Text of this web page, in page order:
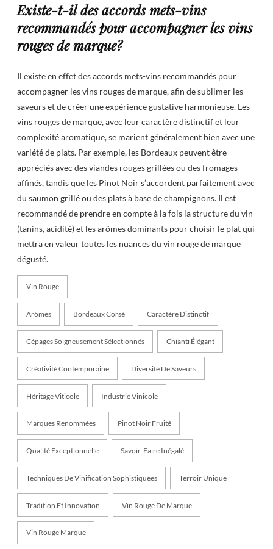
Existe-t-il des accords mets-vins
recommandés pour accompagner les vins
rouges de marque?
Il existe en effet des accords mets-vins recommandés pour
accompagner les vins rouges de marque, afin de sublimer les
saveurs et de créer une expérience gustative harmonieuse. Les
vins rouges de marque, avec leur caractère distinctif et leur
complexité aromatique, se marient généralement bien avec une
variété de plats. Par exemple, les Bordeaux peuvent être
appréciés avec des viandes rouges grillées ou des fromages
affinés, tandis que les Pinot Noir s’accordent parfaitement avec
du saumon grillé ou des plats à base de champignons. Il est
recommandé de prendre en compte à la fois la structure du vin
(tanins, acidité) et les arômes dominants pour choisir le plat qui
mettra en valeur toutes les nuances du vin rouge de marque
dégusté.
Vin Rouge
Arômes Bordeaux Corsé Caractère Distinctif
Cépages Soigneusement Sélectionnés Chianti Élégant
Créativité Contemporaine Diversité De Saveurs
Héritage Viticole Industrie Vinicole
Marques Renommées Pinot Noir Fruité
Qualité Exceptionnelle Savoir-Faire Inégalé
Techniques De Vinification Sophistiquées Terroir Unique
Tradition Et Innovation Vin Rouge De Marque
Vin Rouge Marque